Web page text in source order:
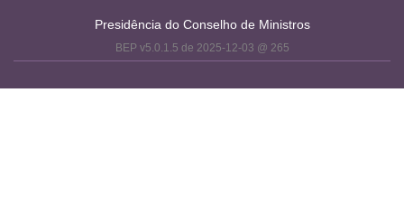
Presidência do Conselho de Ministros
BEP v5.0.1.5 de 2025-12-03 @ 265